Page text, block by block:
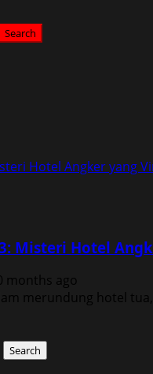
Hotel Angker yang
Misteri Hotel
months ago
merundung hotel
Search